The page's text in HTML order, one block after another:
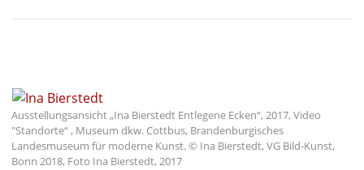
Ausstellungsansicht „Ina Bierstedt Entlegene Ecken“, 2017, Video
"Standorte“ , Museum dkw. Cottbus, Brandenburgisches
Landesmuseum für moderne Kunst. © Ina Bierstedt, VG Bild-Kunst,
Bonn 2018, Foto Ina Bierstedt, 2017